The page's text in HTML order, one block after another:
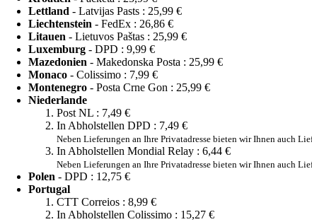
Lettland - Latvijas Pasts : 25,99 €
Liechtenstein - FedEx : 26,86 €
Litauen - Lietuvos Paštas : 25,99 €
Luxemburg - DPD : 9,99 €
Mazedonien - Makedonska Posta : 25,99 €
Monaco - Colissimo : 7,99 €
Montenegro - Posta Crne Gon : 25,99 €
Niederlande
Post NL : 7,49 €
In Abholstellen DPD : 7,49 €
Neben Lieferungen an Ihre Privatadresse bieten wir Ihnen auch
In Abholstellen Mondial Relay : 6,44 €
Neben Lieferungen an Ihre Privatadresse bieten wir Ihnen auch
Polen - DPD : 12,75 €
Portugal
CTT Correios : 8,99 €
In Abholstellen Colissimo : 15,27 €